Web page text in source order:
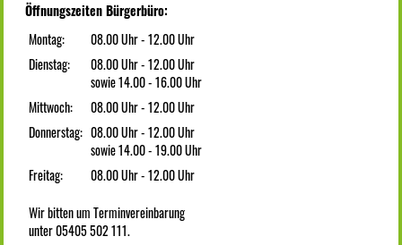
Öffnungszeiten Bürgerbüro:
Montag:
08.00 Uhr - 12.00 Uhr
Dienstag:
08.00 Uhr - 12.00 Uhr
sowie 14.00 - 16.00 Uhr
Mittwoch:
08.00 Uhr - 12.00 Uhr
Donnerstag: 08.00 Uhr - 12.00 Uhr
sowie 14.00 - 19.00 Uhr
Freitag:
08.00 Uhr - 12.00 Uhr
Wir bitten um Terminvereinbarung
unter 05405 502 111.